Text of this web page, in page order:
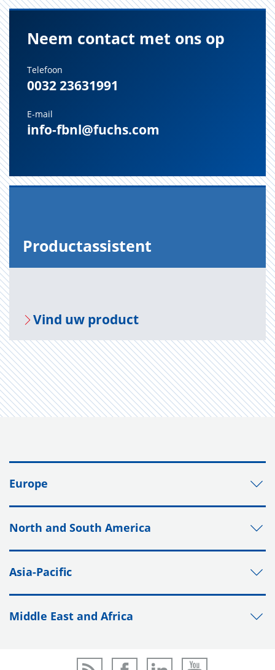
Neem contact met ons op
Telefoon
0032 23631991
E-mail
info-fbnl@fuchs.com
Pro­duct­as­sis­tent
Vind uw pro­duct
Europe
North and South America
Asia-Pacific
Middle East and Africa